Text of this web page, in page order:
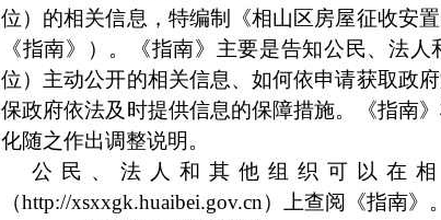
位）的相关信息，特编制《相山区房屋征收安
《指南》）。《指南》主要是告知公民、法
位）主动公开的相关信息、如何依申请获取政
保政府依法及时提供信息的保障措施。《指南
化随之作出调整说明。
公民、法人和其他组织可以在
（http://xsxxgk.huaibei.gov.cn）上查阅《指南》。